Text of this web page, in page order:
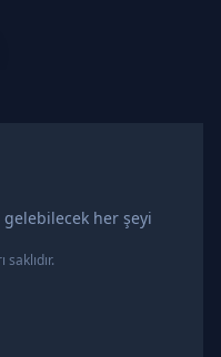
gelebilecek her şeyi